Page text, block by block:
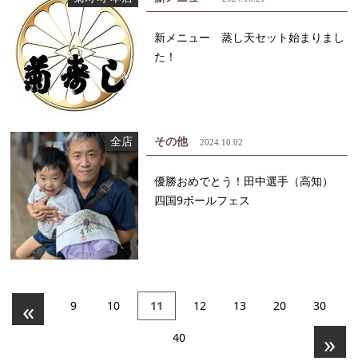
新メニュー 蒸し天セット始まりまし
た！
全店 その他 2024.10.02
優勝おめでとう！田中選手（高知）
四国9ボールフェス
« 9 10 11 12 13 20 30
40 »